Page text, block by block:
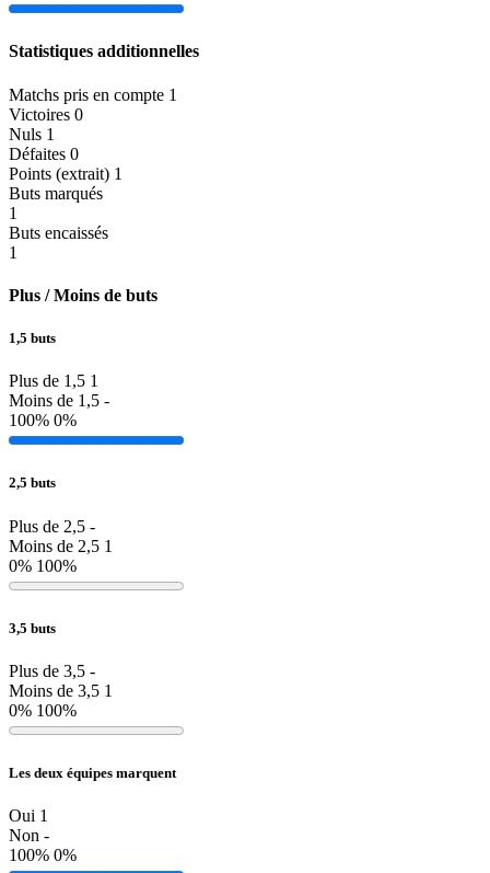
Statistiques additionnelles
Matchs pris en compte 1
Victoires 0
Nuls 1
Défaites 0
Points (extrait) 1
Buts marqués
1
Buts encaissés
1
Plus / Moins de buts
1,5 buts
Plus de 1,5 1
Moins de 1,5 -
100% 0%
2,5 buts
Plus de 2,5 -
Moins de 2,5 1
0% 100%
3,5 buts
Plus de 3,5 -
Moins de 3,5 1
0% 100%
Les deux équipes marquent
Oui 1
Non -
100% 0%